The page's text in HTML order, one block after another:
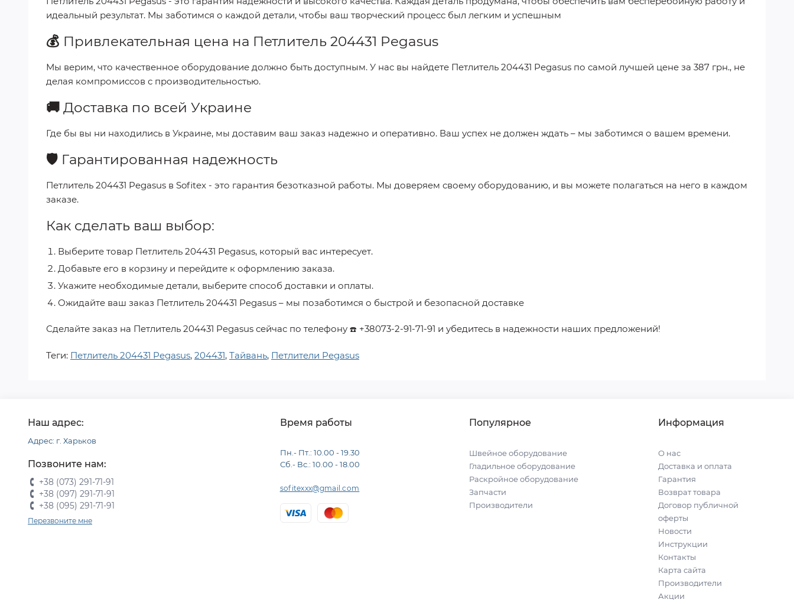
идеальный результат. Мы заботимся о каждой детали, чтобы ваш творческий процесс был легким и успешным
💰 Привлекательная цена на Петлитель 204431 Pegasus
Мы верим, что качественное оборудование должно быть доступным. У нас вы найдете Петлитель 204431 Pegasus по самой лучшей цене за 387 грн., не
делая компромиссов с производительностью.
🚚 Доставка по всей Украине
Где бы вы ни находились в Украине, мы доставим ваш заказ надежно и оперативно. Ваш успех не должен ждать – мы заботимся о вашем времени.
🛡️ Гарантированная надежность
Петлитель 204431 Pegasus в Sofitex - это гарантия безотказной работы. Мы доверяем своему оборудованию, и вы можете полагаться на него в каждом
заказе.
Как сделать ваш выбор:
Выберите товар Петлитель 204431 Pegasus, который вас интересует.
Добавьте его в корзину и перейдите к оформлению заказа.
Укажите необходимые детали, выберите способ доставки и оплаты.
Ожидайте ваш заказ Петлитель 204431 Pegasus – мы позаботимся о быстрой и безопасной доставке
Сделайте заказ на Петлитель 204431 Pegasus сейчас по телефону ☎️ +38073-2-91-71-91 и убедитесь в надежности наших предложений!
Теги: Петлитель 204431 Pegasus, 204431, Тайвань, Петлители Pegasus
Наш адрес:
Адрес: г. Харьков
Позвоните нам:
+38 (073) 291-71-91
+38 (097) 291-71-91
+38 (095) 291-71-91
Перезвоните мне
Время работы
Пн.- Пт.: 10.00 - 19.30
Сб.- Вс.: 10.00 - 18.00
sofitexxx@gmail.com
Популярное
Швейное оборудование
Гладильное оборудование
Раскройное оборудование
Запчасти
Производители
Информация
О нас
Доставка и оплата
Гарантия
Возврат товара
Договор публичной
оферты
Новости
Инструкции
Контакты
Карта сайта
Производители
Акции